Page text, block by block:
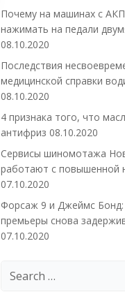
Почему на машинах с
нажимать на педали
08.10.2020
Последствия
медицинской справки
08.10.2020
4 признака того, что
антифриз 08.10.2020
Сервисы шиномотажа
работают с повышенной
07.10.2020
Форсаж 9 и Джеймс Бонд:
премьеры снова
07.10.2020
Search